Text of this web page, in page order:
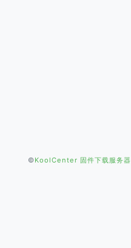
©KoolCenter 固件下载服务器